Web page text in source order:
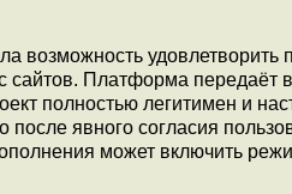
возможность удовлетворить
сайтов. Платформа передаёт
полностью легитимен и
явного согласия
может включить